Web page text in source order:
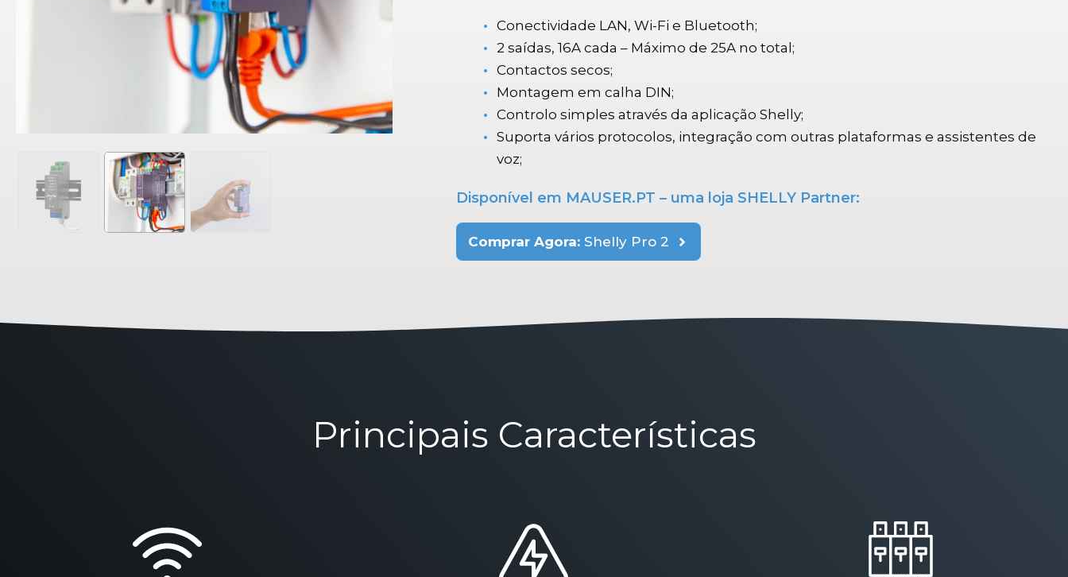
Conectividade LAN, Wi-Fi e Bluetooth;
2 saídas, 16A cada – Máximo de 25A no total;
Contactos secos;
Montagem em calha DIN;
Controlo simples através da aplicação Shelly;
Suporta vários protocolos, integração com outras plataformas e assistentes de
voz;
Disponível em MAUSER.PT – uma loja SHELLY Partner:
Comprar Agora:Shelly Pro 2
Principais Características